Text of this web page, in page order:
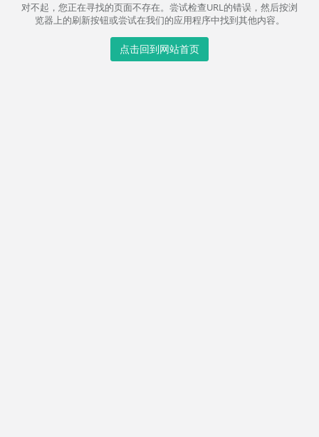
对不起，您正在寻找的页面不存在。尝试检查URL的错误，然后按浏
览器上的刷新按钮或尝试在我们的应用程序中找到其他内容。
点击回到网站首页